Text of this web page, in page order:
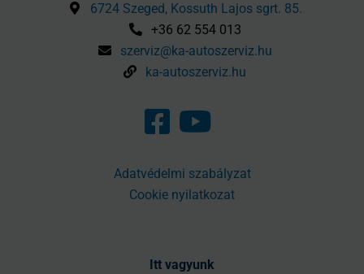
6724 Szeged, Kossuth Lajos sgrt. 85.
+36 62 554 013
szerviz@ka-autoszerviz.hu
ka-autoszerviz.hu
Adatvédelmi szabályzat
Cookie nyilatkozat
Itt vagyunk